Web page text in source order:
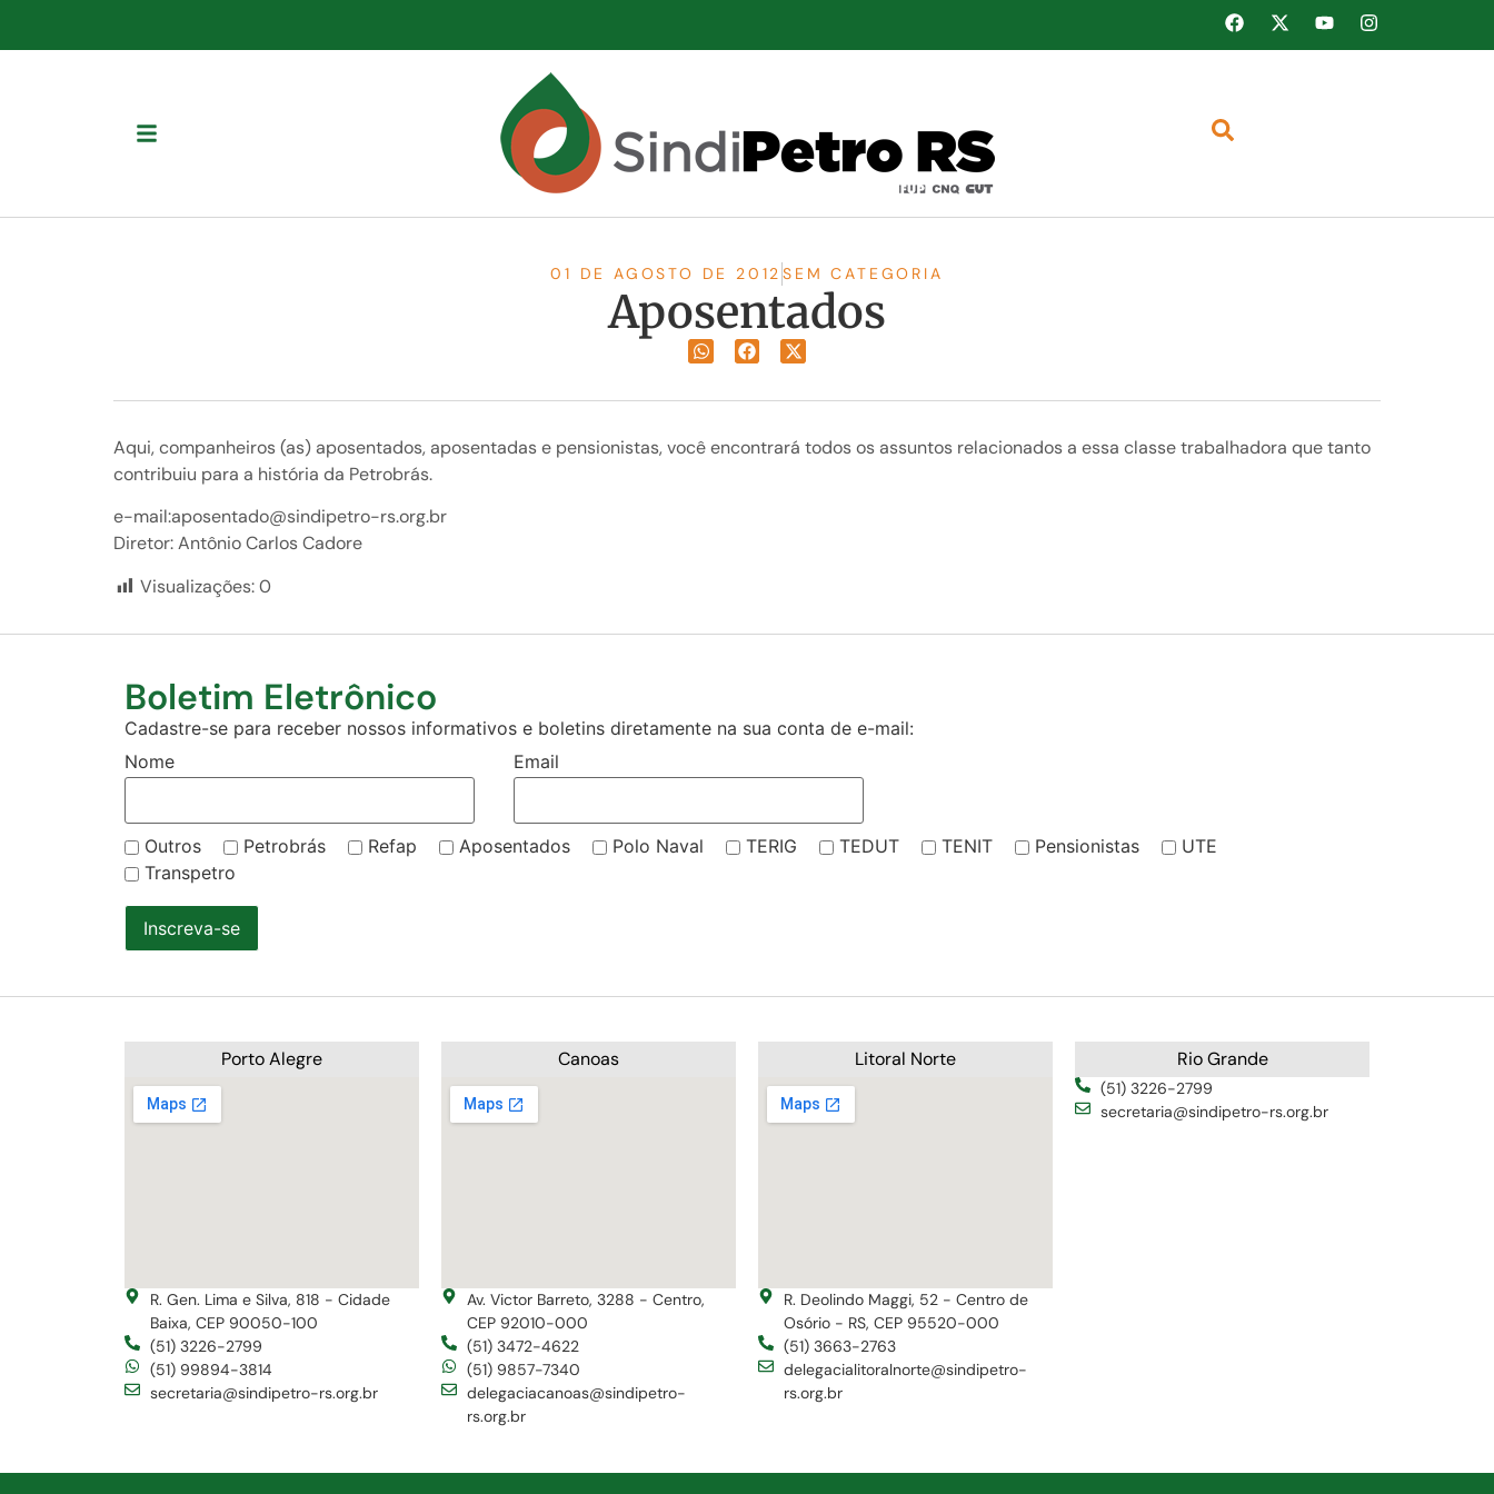
01 DE AGOSTO DE 2012 SEM CATEGORIA
Aposentados
Aqui, companheiros (as) aposentados, aposentadas e pensionistas, você encontrará todos os assuntos relacionados a essa classe trabalhadora que tanto
contribuiu para a história da Petrobrás.
e-mail:aposentado@sindipetro-rs.org.br
Diretor: Antônio Carlos Cadore
Visualizações:0
Boletim Eletrônico
Cadastre-se para receber nossos informativos e boletins diretamente na sua conta de e-mail:
Nome
Email
Outros Petrobrás Refap Aposentados Polo Naval TERIG TEDUT TENIT Pensionistas
UTE
Transpetro
Inscreva-se
Porto Alegre
R. Gen. Lima e Silva, 818 - Cidade
Baixa, CEP 90050-100
(51) 3226-2799
(51) 99894-3814
secretaria@sindipetro-rs.org.br
Canoas
Av. Victor Barreto, 3288 - Centro,
CEP 92010-000
(51) 3472-4622
(51) 9857-7340
delegaciacanoas@sindipetro-
rs.org.br
Litoral Norte
R. Deolindo Maggi, 52 - Centro de
Osório - RS, CEP 95520-000
(51) 3663-2763
delegacialitoralnorte@sindipetro-
rs.org.br
Rio Grande
(51) 3226-2799
secretaria@sindipetro-rs.org.br